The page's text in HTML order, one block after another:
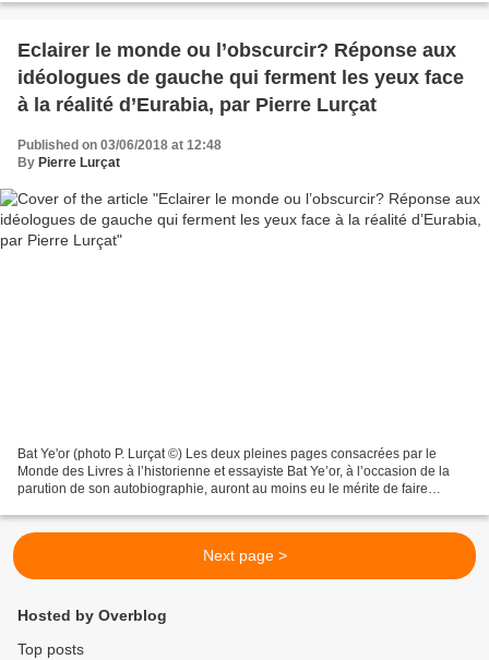
Eclairer le monde ou l’obscurcir? Réponse aux
idéologues de gauche qui ferment les yeux face
à la réalité d’Eurabia, par Pierre Lurçat
Published on 03/06/2018 at 12:48
By Pierre Lurçat
Bat Ye'or (photo P. Lurçat ©) Les deux pleines pages consacrées par le
Monde des Livres à l’historienne et essayiste Bat Ye’or, à l’occasion de la
parution de son autobiographie, auront au moins eu le mérite de faire
Next page >
Hosted by Overblog
Top posts